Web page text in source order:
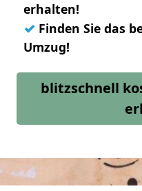
erhalten!
✓ Finden Sie das
Umzug!
blitzschnell